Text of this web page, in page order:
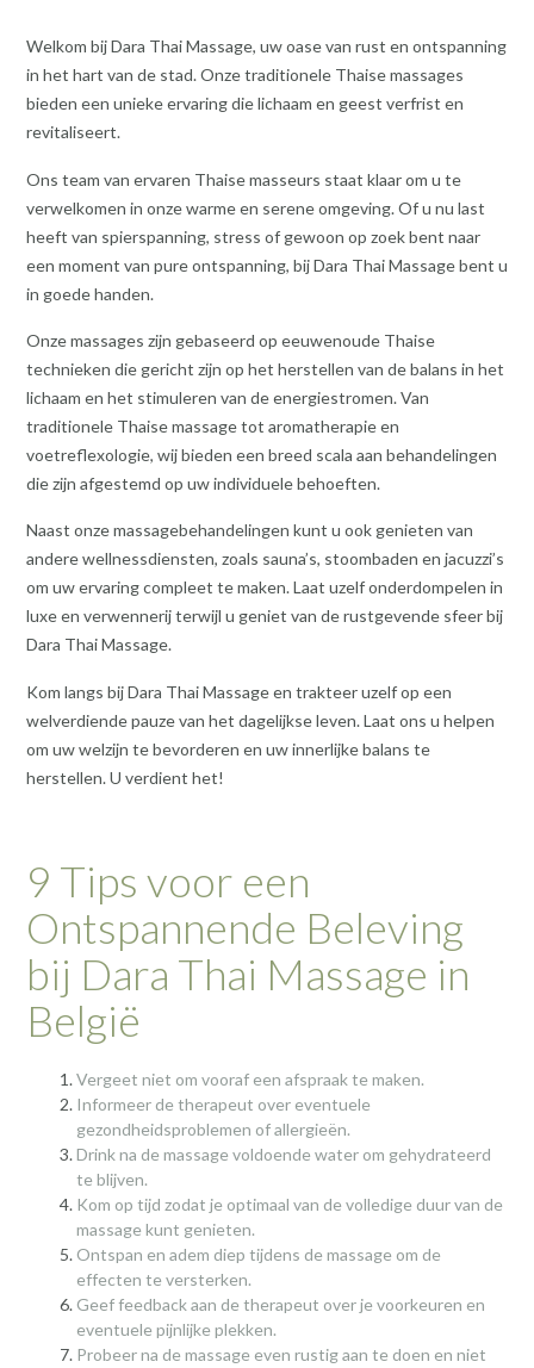
Welkom bij Dara Thai Massage, uw oase van rust en ontspanning
in het hart van de stad. Onze traditionele Thaise massages
bieden een unieke ervaring die lichaam en geest verfrist en
revitaliseert.
Ons team van ervaren Thaise masseurs staat klaar om u te
verwelkomen in onze warme en serene omgeving. Of u nu last
heeft van spierspanning, stress of gewoon op zoek bent naar
een moment van pure ontspanning, bij Dara Thai Massage bent u
in goede handen.
Onze massages zijn gebaseerd op eeuwenoude Thaise
technieken die gericht zijn op het herstellen van de balans in het
lichaam en het stimuleren van de energiestromen. Van
traditionele Thaise massage tot aromatherapie en
voetreflexologie, wij bieden een breed scala aan behandelingen
die zijn afgestemd op uw individuele behoeften.
Naast onze massagebehandelingen kunt u ook genieten van
andere wellnessdiensten, zoals sauna’s, stoombaden en jacuzzi’s
om uw ervaring compleet te maken. Laat uzelf onderdompelen in
luxe en verwennerij terwijl u geniet van de rustgevende sfeer bij
Dara Thai Massage.
Kom langs bij Dara Thai Massage en trakteer uzelf op een
welverdiende pauze van het dagelijkse leven. Laat ons u helpen
om uw welzijn te bevorderen en uw innerlijke balans te
herstellen. U verdient het!
9 Tips voor een
Ontspannende Beleving
bij Dara Thai Massage in
België
Vergeet niet om vooraf een afspraak te maken.
Informeer de therapeut over eventuele
gezondheidsproblemen of allergieën.
Drink na de massage voldoende water om gehydrateerd
te blijven.
Kom op tijd zodat je optimaal van de volledige duur van de
massage kunt genieten.
Ontspan en adem diep tijdens de massage om de
effecten te versterken.
Geef feedback aan de therapeut over je voorkeuren en
eventuele pijnlijke plekken.
Probeer na de massage even rustig aan te doen en niet